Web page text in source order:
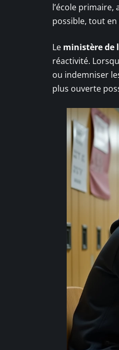
l’école primaire,
possible, tout en
Le ministère de
réactivité.
ou indemniser
plus ouverte